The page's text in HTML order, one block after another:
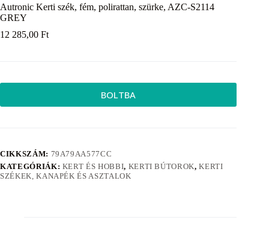
Autronic Kerti szék, fém, polirattan, szürke, AZC-S2114
GREY
12 285,00 Ft
BOLTBA
CIKKSZÁM: 79A79AA577CC
KATEGÓRIÁK: KERT ÉS HOBBI, KERTI BÚTOROK,KERTI
SZÉKEK, KANAPÉK ÉS ASZTALOK